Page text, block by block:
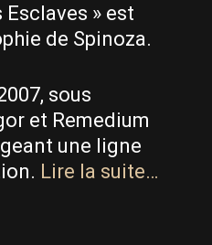
Esclaves » est
de Spinoza.
sous
et Remedium
une ligne
Lire la suite…